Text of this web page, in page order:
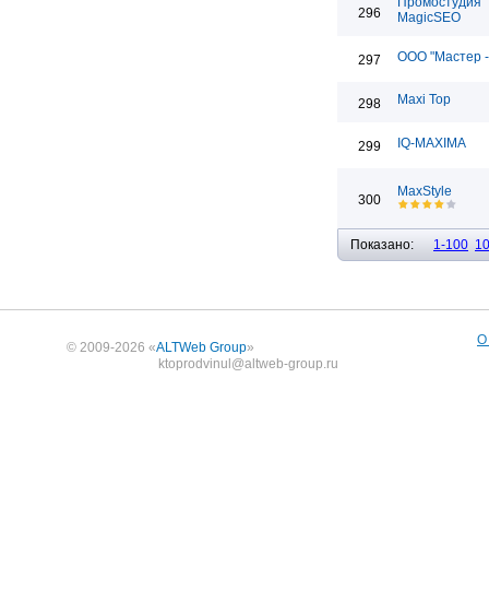
296
MagicSEO
297 ООО "Мастер
298 Maxi Top
299 IQ-MAXIMA
300
MaxStyle
Показано: 1-100
© 2009-2026 «ALTWeb Group»
ktoprodvinul@altweb-group.ru
О